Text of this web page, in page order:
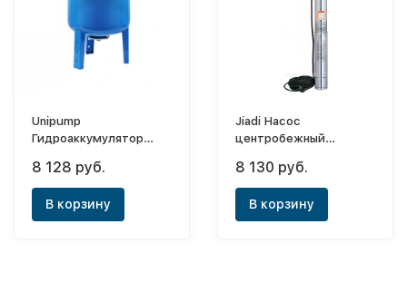
Unipump
Гидроаккумулятор
(мембрана EPDM)
8 128 руб.
В корзину
Jiadi Насос
центробежный
8 130 руб.
В корзину